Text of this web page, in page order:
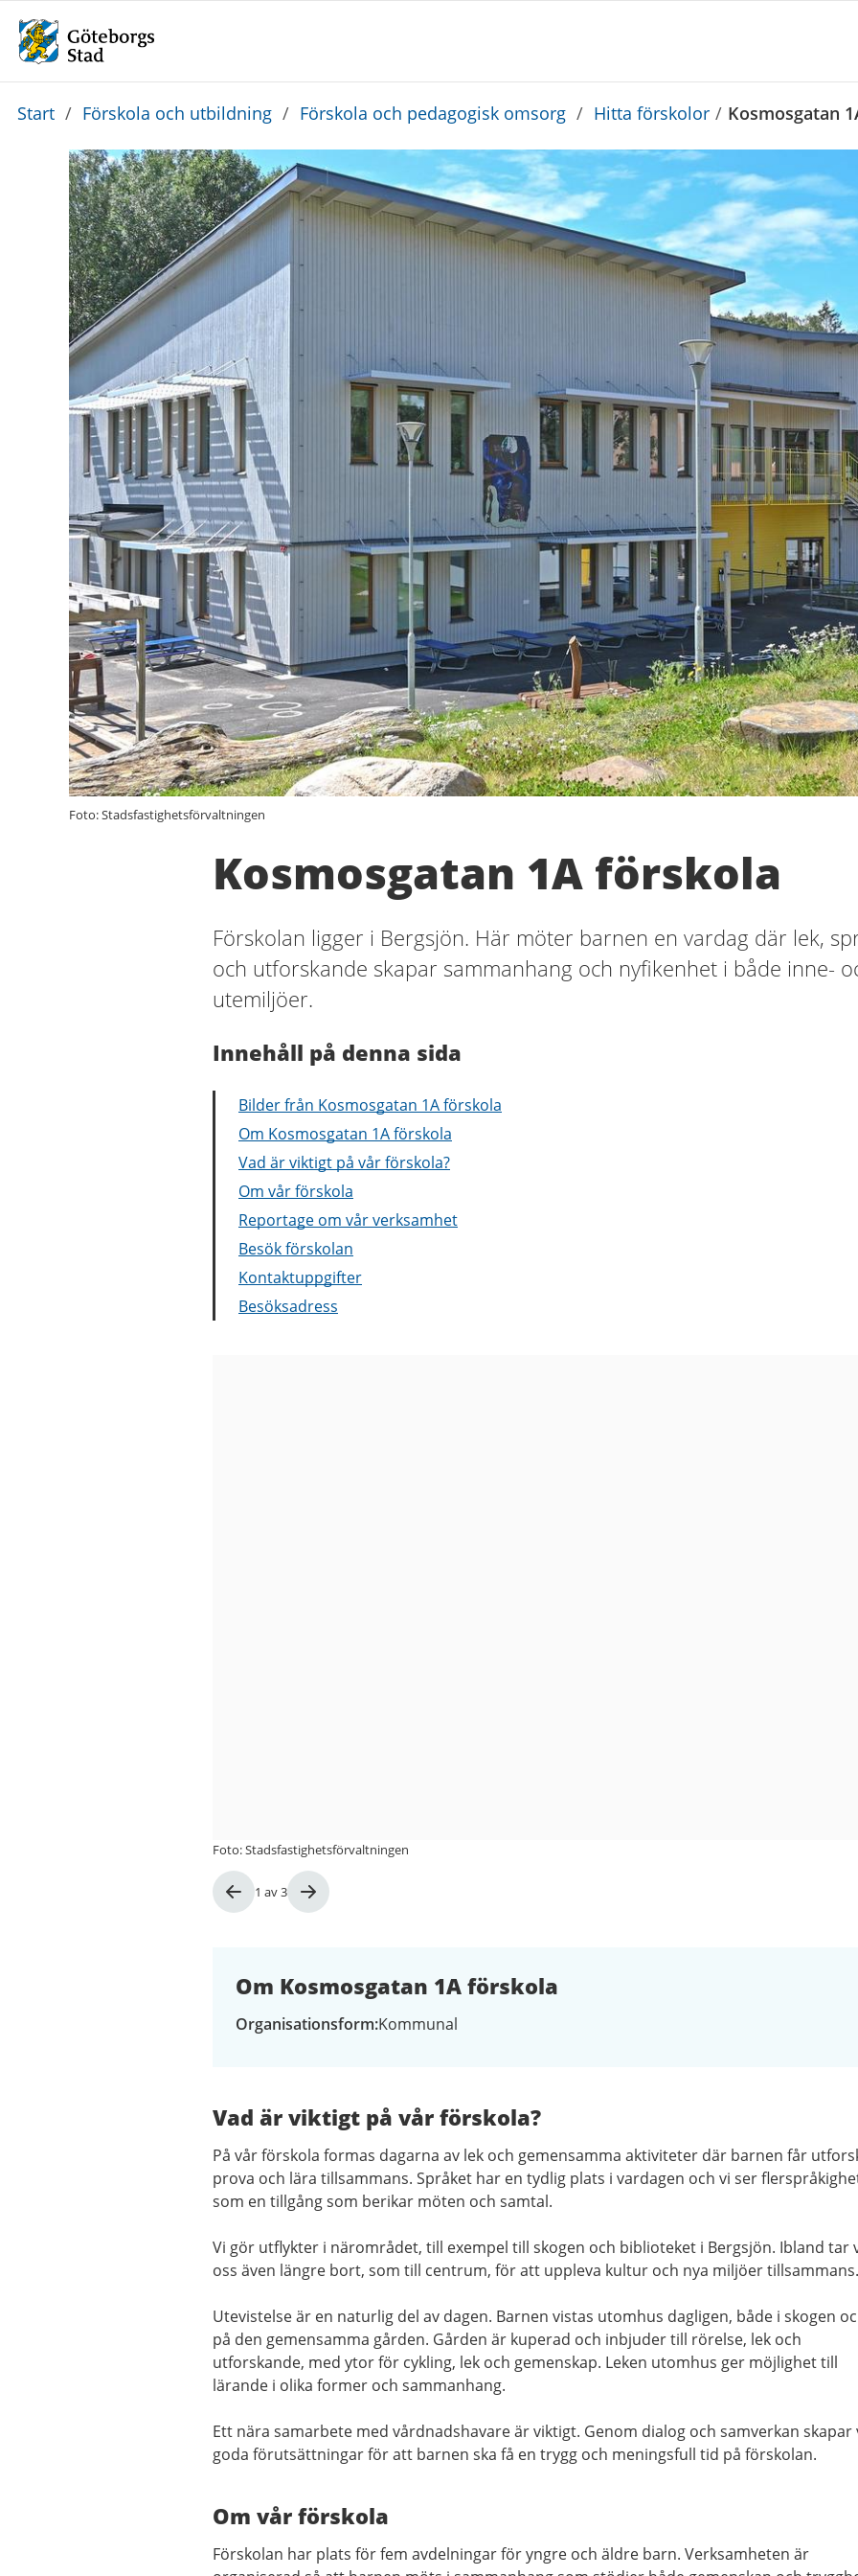
Du
Start / Förskola och utbildning / Förskola och pedagogisk omsorg / Hitta förskolor / Kosmosgatan
Foto: Stadsfastighetsförvaltningen
Kosmosgatan 1A förskola
Förskolan ligger i Bergsjön. Här möter barnen en vardag där lek,
och utforskande skapar sammanhang och nyfikenhet i både inne-
utemiljöer.
Innehåll på denna sida
Bilder från Kosmosgatan 1A förskola
Om Kosmosgatan 1A förskola
Vad är viktigt på vår förskola?
Om vår förskola
Reportage om vår verksamhet
Besök förskolan
Kontaktuppgifter
Besöksadress
Bild
1 av3
Foto: Stadsfastighetsförvaltningen
Om Kosmosgatan 1A förskola
Organisationsform Kommunal
Vad är viktigt på vår förskola?
På vår förskola formas dagarna av lek och gemensamma aktiviteter där barnen får
prova och lära tillsammans. Språket har en tydlig plats i vardagen och vi ser
som en tillgång som berikar möten och samtal.
Vi gör utflykter i närområdet, till exempel till skogen och biblioteket i Bergsjön. Ibland tar
oss även längre bort, som till centrum, för att uppleva kultur och nya miljöer tillsammans.
Utevistelse är en naturlig del av dagen. Barnen vistas utomhus dagligen, både i skogen
på den gemensamma gården. Gården är kuperad och inbjuder till rörelse, lek och
utforskande, med ytor för cykling, lek och gemenskap. Leken utomhus ger möjlighet till
lärande i olika former och sammanhang.
Ett nära samarbete med vårdnadshavare är viktigt. Genom dialog och samverkan skapar
goda förutsättningar för att barnen ska få en trygg och meningsfull tid på förskolan.
Om vår förskola
Förskolan har plats för fem avdelningar för yngre och äldre barn. Verksamheten är